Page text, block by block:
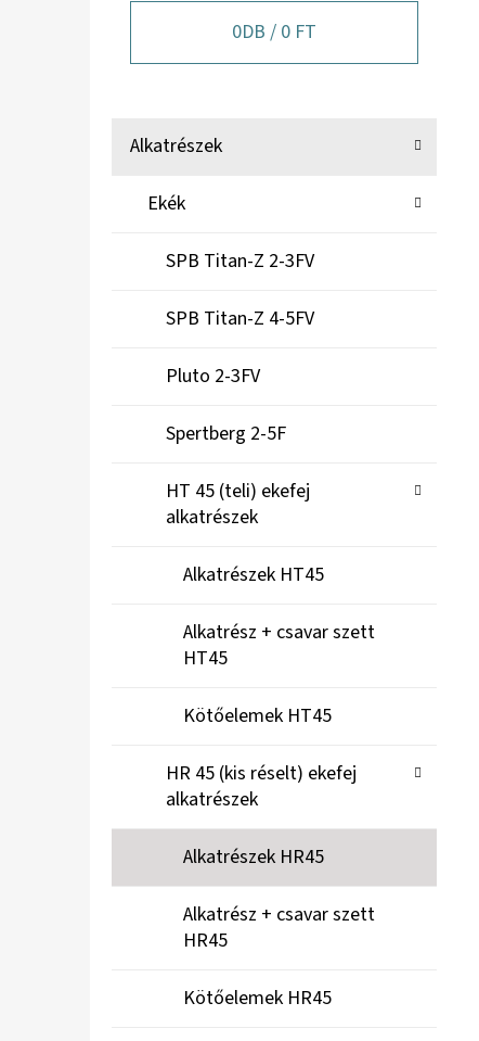
0DB / 0 FT
Kategóriák
Alkatrészek
Ekék
SPB Titan-Z 2-3FV
SPB Titan-Z 4-5FV
Pluto 2-3FV
Spertberg 2-5F
HT 45 (teli) ekefej
alkatrészek
Alkatrészek HT45
Alkatrész + csavar szett
HT45
Kötőelemek HT45
HR 45 (kis réselt) ekefej
alkatrészek
Alkatrészek HR45
Alkatrész + csavar szett
HR45
Kötőelemek HR45